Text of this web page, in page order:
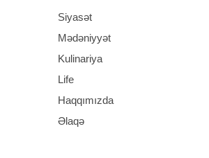
Siyasət
Mədəniyyət
Kulinariya
Life
Haqqımızda
Əlaqə